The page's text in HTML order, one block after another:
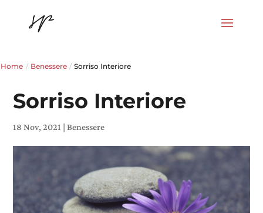
Home / Benessere / Sorriso Interiore
Sorriso Interiore
18 Nov, 2021 |Benessere